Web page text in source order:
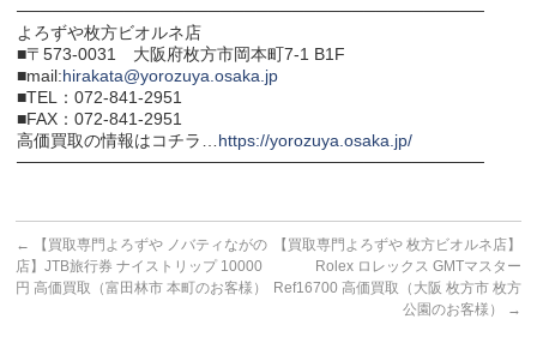
───────────────────────────────────────
よろずや枚方ビオルネ店
■〒573-0031 大阪府枚方市岡本町7-1 B1F
■mail:hirakata@yorozuya.osaka.jp
■TEL：072-841-2951
■FAX：072-841-2951
高価買取の情報はコチラ…https://yorozuya.osaka.jp/
───────────────────────────────────────
←
【買取専門よろずや ノバティながの
店】JTB旅行券 ナイストリップ 10000
円 高価買取（富田林市 本町のお客様）
【買取専門よろずや 枚方ビオルネ店】
Rolex ロレックス GMTマスター
Ref16700 高価買取（大阪 枚方市 枚方
公園のお客様）
→